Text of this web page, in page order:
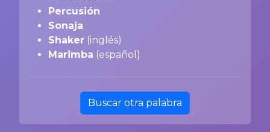
Percusión
Sonaja
Shaker (inglés)
Marimba (español)
Buscar otra palabra